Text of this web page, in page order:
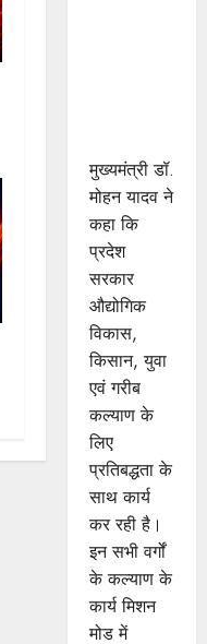
मुख्यमंत्री डॉ.
मोहन यादव ने
कहा कि
प्रदेश
सरकार
औद्योगिक
विकास,
किसान, युवा
एवं गरीब
कल्याण के
लिए
प्रतिबद्धता के
साथ कार्य
कर रही है।
इन सभी वर्गों
के कल्याण के
कार्य मिशन
मोड में